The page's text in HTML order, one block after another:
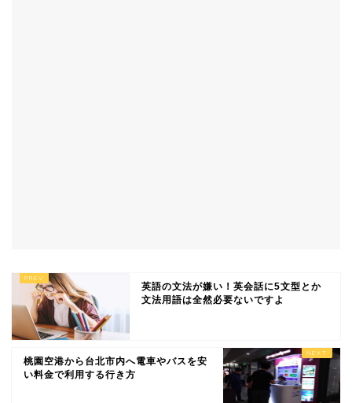
英語の文法が嫌い！英会話に5文型とか
文法用語は全然必要ないですよ
桃園空港から台北市内へ電車やバスを安
い料金で利用する行き方